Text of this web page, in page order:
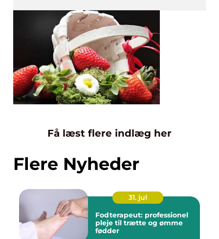
Få læst flere indlæg her
Flere Nyheder
31. jul
Fodterapeut: professionel
pleje til trætte og ømme
fødder